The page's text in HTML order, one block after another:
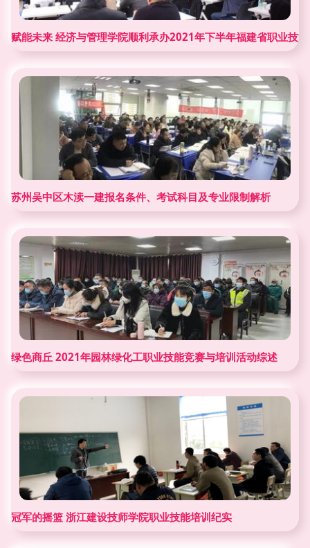
赋能未来 经济与管理学院顺利承办2021年下半年福建省职业技
苏州吴中区木渎一建报名条件、考试科目及专业限制解析
绿色商丘 2021年园林绿化工职业技能竞赛与培训活动综述
冠军的摇篮 浙江建设技师学院职业技能培训纪实